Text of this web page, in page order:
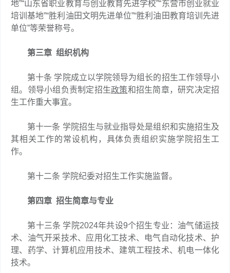
地”“山东省职业教育与创业教育先进学校”“东营市创业就业
培训基地”“胜利油田文明先进单位”“胜利油田教育培训先进
单位”等荣誉称号。
第三章 组织机构
第十条 学院成立以学院领导为组长的招生工作领导小
组。领导小组负责制定招生政策和招生简章，研究决定招
生工作重大事宜。
第十一条 学院招生与就业指导处是组织和实施招生及
其相关工作的常设机构，具体负责组织实施学院招生工
作。
第十二条 学院纪委对招生工作实施监督。
第四章 招生简章与专业
第十三条 学院2024年共设9个招生专业：油气储运技
术、油气开采技术、应用化工技术、电气自动化技术、护
理、药学、计算机应用技术、建筑工程技术、机电一体化
技术。